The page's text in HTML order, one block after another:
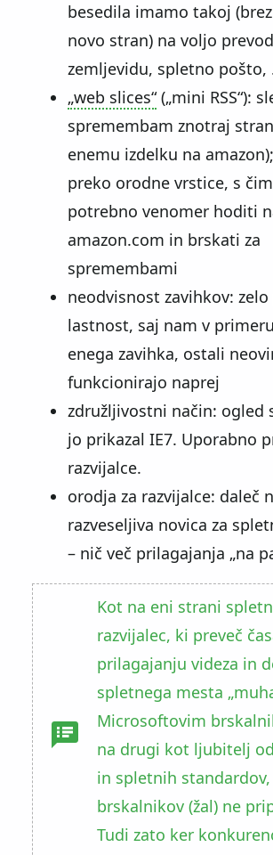
besedila imamo takoj
novo stran) na voljo
zemljevidu, spletno pošto,
web slices ( mini RSS ):
spremembam znotraj
enemu izdelku na
preko orodne vrstice, s
potrebno venomer hoditi
amazon.com in brskati za
spremembami
neodvisnost zavihkov:
lastnost, saj nam v primeru
enega zavihka, ostali
funkcionirajo naprej
združljivostni način: ogled
jo prikazal IE7. Uporabno
razvijalce.
orodja za razvijalce: daleč
razveseljiva novica za
– nič več prilagajanja na
Kot na eni strani
razvijalec, ki preveč
prilagajanju videza in
spletnega mesta
Microsoftovim
na drugi kot ljubitelj
in spletnih
brskalnikov (žal) ne
Tudi zato ker